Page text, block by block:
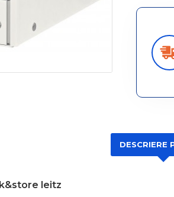
DESCRIERE
leitz